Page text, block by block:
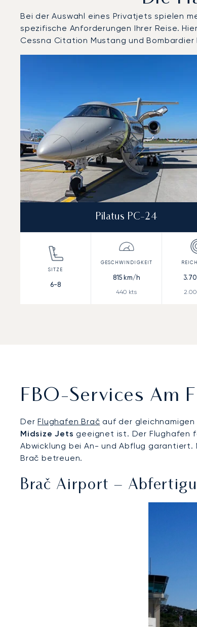
Bei der Auswahl eines Privatjets spielen
spezifische Anforderungen Ihrer Reise.
Cessna Citation Mustang und Bombardier
Pilatus PC-24
6-8
815km/h
440 kts
FBO-Services Am
DerFlughafen Brač auf der
Midsize Jets geeignet ist. Der Flughafen
Abwicklung bei An- und Abflug
Brač betreuen.
Brač Airport –